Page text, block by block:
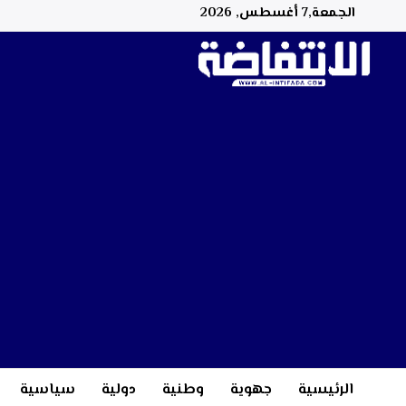
الجمعة,7 أغسطس, 2026
الرئيسية جهوية وطنية دولية سياسية